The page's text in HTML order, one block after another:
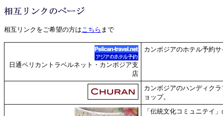
相互リンクをご希望の方はこちら まで
日通ペリカントラベルネット・カンボジア支
店
カンボジアのホテル予約
カンボジアのハンディク
ョップ。
「伝統文化コミュニテイ